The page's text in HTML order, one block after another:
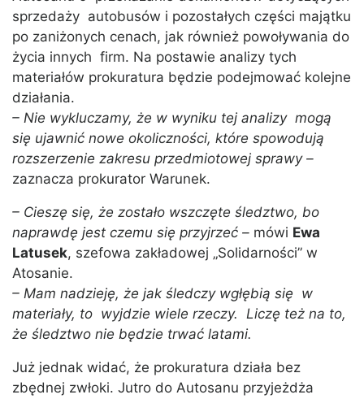
sprzedaży autobusów i pozostałych części majątku
po zaniżonych cenach, jak również powoływania do
życia innych firm. Na postawie analizy tych
materiałów prokuratura będzie podejmować kolejne
działania.
– Nie wykluczamy, że w wyniku tej analizy mogą
się ujawnić nowe okoliczności, które spowodują
rozszerzenie zakresu przedmiotowej sprawy –
zaznacza prokurator Warunek.
– Cieszę się, że zostało wszczęte śledztwo, bo
naprawdę jest czemu się przyjrzeć – mówi Ewa
Latusek, szefowa zakładowej „Solidarności” w
Atosanie.
– Mam nadzieję, że jak śledczy wgłębią się w
materiały, to wyjdzie wiele rzeczy. Liczę też na to,
że śledztwo nie będzie trwać latami.
Już jednak widać, że prokuratura działa bez
zbędnej zwłoki. Jutro do Autosanu przyjeżdża